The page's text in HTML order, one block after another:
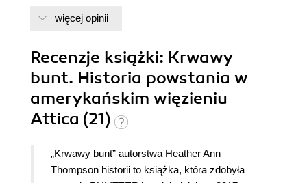
więcej opinii
Recenzje książki: Krwawy
bunt. Historia powstania w
amerykańskim więzieniu
Attica (21)
„Krwawy bunt” autorstwa Heather Ann
Thompson historii to książka, która zdobyła